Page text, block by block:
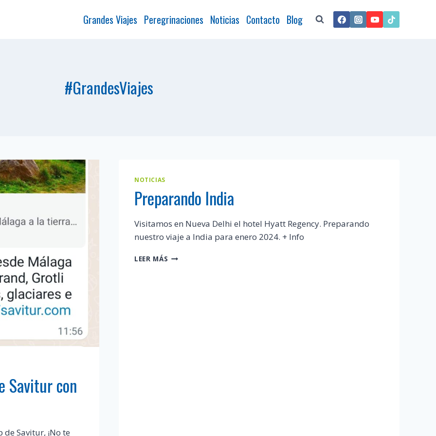
Grandes Viajes Peregrinaciones Noticias Contacto Blog
#GrandesViajes
Savitur con
Savitur, ¡No te
NOTICIAS
Preparando India
Visitamos en Nueva Delhi el hotel Hyatt Regency. Preparando
nuestro viaje a India para enero 2024. + Info
LEER MÁS PREPARANDO